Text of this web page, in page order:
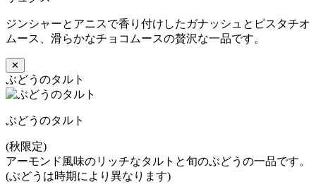
ジンシャーとアニスで香り付けしたガナッシュとピスタチオ
ムース、滑らかなチョコムースの贅沢な一品です。
✕
ぶどうのタルト
ぶどうのタルト
(秋限定)
アーモンド風味のリッチなタルトと旬のぶどうの一品です。
(ぶどうは時期により異なります)